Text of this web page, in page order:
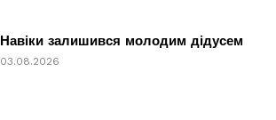
Навіки залишився молодим дідусем
03.08.2026